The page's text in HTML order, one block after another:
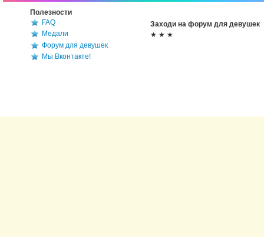
Полезности
FAQ
Медали
Форум для девушек
Мы Вконтакте!
Заходи на форум для девушек
★ ★ ★